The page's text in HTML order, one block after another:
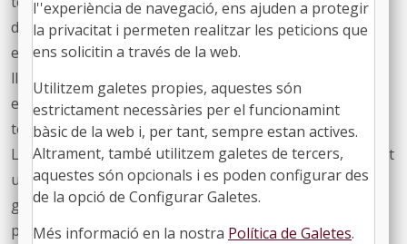
de l’edifici l’ocupa un jardí, convertint-se així en una
extensió del parc que hi ha voltant, que funciona com a
lloc de descans i coberta vegetal per reduir el consum
energètic. Alberga l’última tecnologia en l’àmbit de les
teràpies avançades, particularment, en teràpia gènica.
Les instal·lacions permeten als investigadors seguir fent
una recerca capdavantera i disruptiva, seguir innovant i
garantint la millora de la qualitat de vida de les
persones. El fet de passar de diverses ubicacions a un
l''experiència de navegació, ens ajuden a protegir
la privacitat i permeten realitzar les peticions que
ens solicitin a través de la web.
Utilitzem galetes propies, aquestes són
estrictament necessàries per el funcionamint
bàsic de la web i, per tant, sempre estan actives.
Altrament, també utilitzem galetes de tercers,
aquestes són opcionals i es poden configurar des
de la opció de Configurar Galetes.
Més informació en la nostra Política de Galetes.